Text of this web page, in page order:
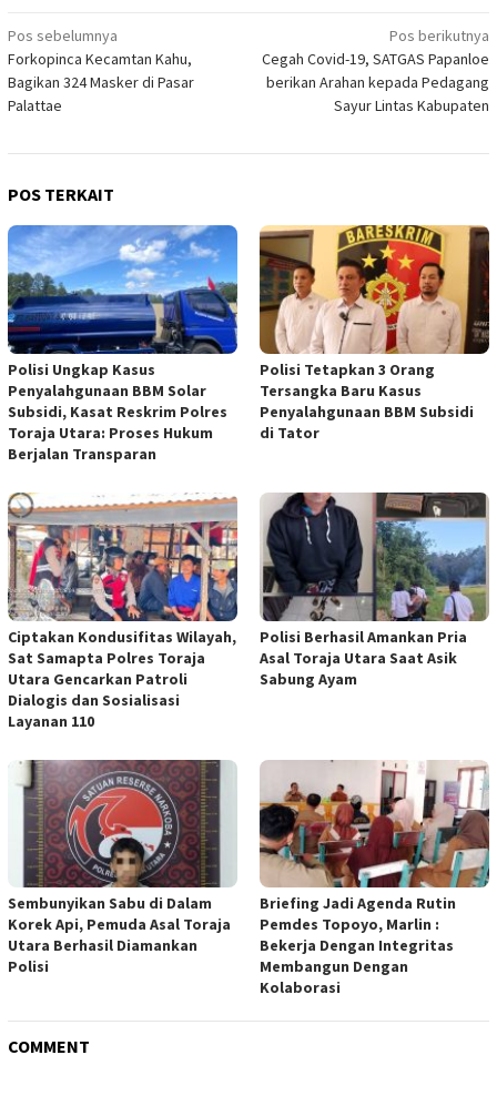
Navigasi
pos
Pos sebelumnya
Forkopinca Kecamtan Kahu,
Bagikan 324 Masker di Pasar
Palattae
Pos berikutnya
Cegah Covid-19, SATGAS Papanloe
berikan Arahan kepada Pedagang
Sayur Lintas Kabupaten
POS TERKAIT
Polisi Ungkap Kasus
Penyalahgunaan BBM Solar
Subsidi, Kasat Reskrim Polres
Toraja Utara: Proses Hukum
Berjalan Transparan
Polisi Tetapkan 3 Orang
Tersangka Baru Kasus
Penyalahgunaan BBM Subsidi
di Tator
Ciptakan Kondusifitas Wilayah,
Sat Samapta Polres Toraja
Utara Gencarkan Patroli
Dialogis dan Sosialisasi
Layanan 110
Polisi Berhasil Amankan Pria
Asal Toraja Utara Saat Asik
Sabung Ayam
Sembunyikan Sabu di Dalam
Korek Api, Pemuda Asal Toraja
Utara Berhasil Diamankan
Polisi
Briefing Jadi Agenda Rutin
Pemdes Topoyo, Marlin :
Bekerja Dengan Integritas
Membangun Dengan
Kolaborasi
COMMENT